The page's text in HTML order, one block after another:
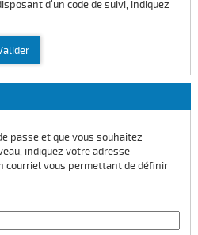
d’un code de suivi, indiquez
passe et que vous souhaitez
indiquez votre adresse
courriel vous permettant de définir